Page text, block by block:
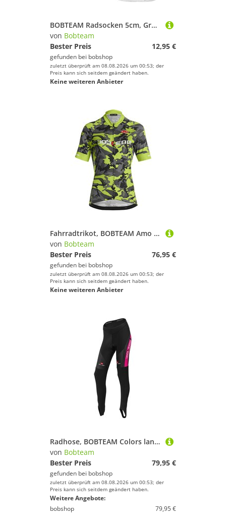
BOBTEAM Radsocken 5cm, Größe M
von Bobteam
Bester Preis
12,95 €
gefunden bei bobshop
zuletzt überprüft am 08.08.2026 um 00:53; der
Preis kann sich seitdem geändert haben.
Keine weiteren Anbieter
Fahrradtrikot, BOBTEAM Amo Camo Damentrikot, Größe M, Radbekleidung
von Bobteam
Bester Preis
76,95 €
gefunden bei bobshop
zuletzt überprüft am 08.08.2026 um 00:53; der
Preis kann sich seitdem geändert haben.
Keine weiteren Anbieter
Radhose, BOBTEAM Colors lange Damen Radhose, Größe S, Radsportbekleidung
von Bobteam
Bester Preis
79,95 €
gefunden bei bobshop
zuletzt überprüft am 08.08.2026 um 00:53; der
Preis kann sich seitdem geändert haben.
Weitere Angebote:
bobshop
79,95 €